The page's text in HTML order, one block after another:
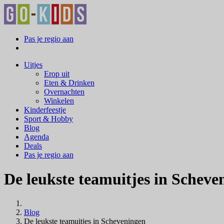
Pas je regio aan
Uitjes
Erop uit
Eten & Drinken
Overnachten
Winkelen
Kinderfeestje
Sport & Hobby
Blog
Agenda
Deals
Pas je regio aan
De leukste teamuitjes in
Blog
De leukste teamuitjes in Scheveningen